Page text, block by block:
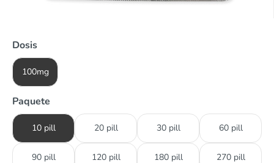
Dosis
100mg
Paquete
10 pill 20 pill 30 pill 60 pill
90 pill 120 pill 180 pill 270 pill